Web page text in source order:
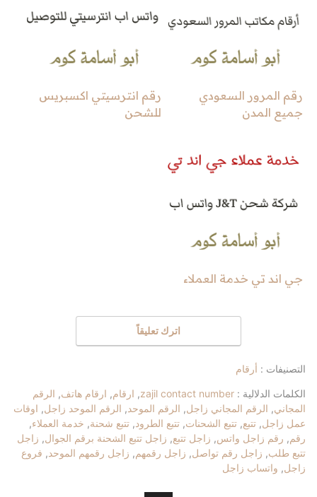
رقم المرور السعودي
جميع المدن
رقم انترسيتي اكسبريس
للشحن
جي اند تي خدمة العملاء
اترك تعليقاً
التصنيفات : أرقام
الكلمات الدلالية : zajil contact number
, ارقام, ارقام هاتف, الرقم
المجاني, الرقم المجاني زاجل, الرقم الموحد, الرقم الموحد زاجل, اوقات
عمل زاجل, تتبع, تتبع الشحنات, تتبع الطرود, تتبع شحنة, خدمة العملاء,
رقم, رقم زاجل واتس, زاجل تتبع, زاجل تتبع الشحنة برقم الجوال, زاجل
تتبع طلب, زاجل رقم تواصل, زاجل رقمهم, زاجل رقمهم الموحد, فروع
زاجل, واتساب زاجل